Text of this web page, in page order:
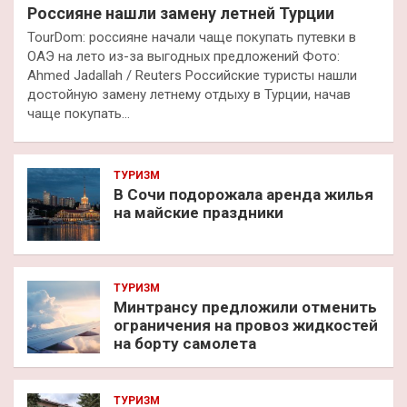
Россияне нашли замену летней Турции
TourDom: россияне начали чаще покупать путевки в
ОАЭ на лето из-за выгодных предложений Фото:
Ahmed Jadallah / Reuters Российские туристы нашли
достойную замену летнему отдыху в Турции, начав
чаще покупать…
ТУРИЗМ
В Сочи подорожала аренда жилья
на майские праздники
ТУРИЗМ
Минтрансу предложили отменить
ограничения на провоз жидкостей
на борту самолета
ТУРИЗМ